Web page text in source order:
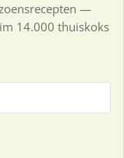
—
14.000 thuiskoks